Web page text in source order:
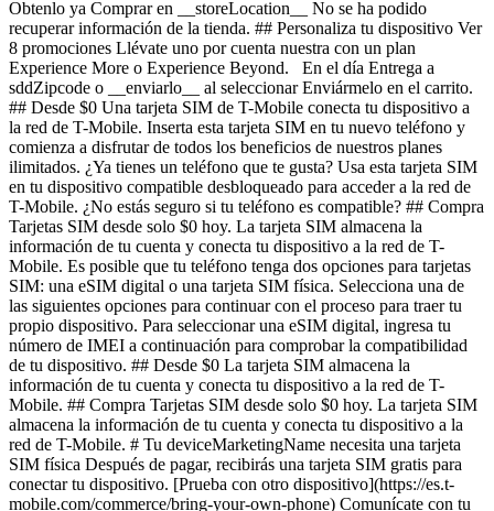
Obtenlo ya Comprar en __storeLocation__ No se ha podido
recuperar información de la tienda. ## ​​​​​​​Personaliza tu dispositivo Ver
8 promociones Llévate uno por cuenta nuestra con un plan
Experience More o Experience Beyond. En el día Entrega a
sddZipcode o __enviarlo__ al seleccionar Enviármelo en el carrito.
## Desde $0 Una tarjeta SIM de T-Mobile conecta tu dispositivo a
la red de T-Mobile. Inserta esta tarjeta SIM en tu nuevo teléfono y
comienza a disfrutar de todos los beneficios de nuestros planes
ilimitados. ¿Ya tienes un teléfono que te gusta? Usa esta tarjeta SIM
en tu dispositivo compatible desbloqueado para acceder a la red de
T-Mobile. ¿No estás seguro si tu teléfono es compatible? ## Compra
Tarjetas SIM desde solo $0 hoy. La tarjeta SIM almacena la
información de tu cuenta y conecta tu dispositivo a la red de T-
Mobile. Es posible que tu teléfono tenga dos opciones para tarjetas
SIM: una eSIM digital o una tarjeta SIM física. Selecciona una de
las siguientes opciones para continuar con el proceso para traer tu
propio dispositivo. Para seleccionar una eSIM digital, ingresa tu
número de IMEI a continuación para comprobar la compatibilidad
de tu dispositivo. ## Desde $0 La tarjeta SIM almacena la
información de tu cuenta y conecta tu dispositivo a la red de T-
Mobile. ## Compra Tarjetas SIM desde solo $0 hoy. La tarjeta SIM
almacena la información de tu cuenta y conecta tu dispositivo a la
red de T-Mobile. # Tu deviceMarketingName necesita una tarjeta
SIM física Después de pagar, recibirás una tarjeta SIM gratis para
conectar tu dispositivo. [Prueba con otro dispositivo](https://es.t-
mobile.com/commerce/bring-your-own-phone) Comunícate con tu